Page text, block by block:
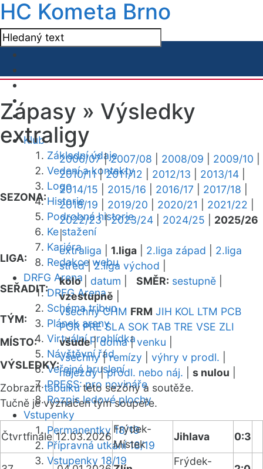
HC Kometa Brno
Klub
Základní údaje
Vedení a kontakty
Logo
Historie
Podrobná historie
Ke stažení
Kariéra
Redakce webu
DRFG Arena
DRFG Arena
Schéma tribun
Plánek areny
Virtuální prohlídka
Návštěvní řád
Veřejné bruslení
PRESS: pro novináře
Rozpis ledové plochy
Vstupenky
Permanentky 18/19
Přípravná utkání 18/19
Vstupenky 18/19
Zápasy » Výsledky
extraligy
SEZONA:
2006/07|2007/08 2008/09 2009/10
2010/11|2011/12 2012/13 2013/14
2014/15
2015/16 2016/17 2017/18
2018/19
2019/20 2020/21 2021/22
2022/23|2023/24 2024/25
2025/26
|
LIGA:
extraliga 1.liga 2.liga západ
2.liga
střed|2.liga východ
SEŘADIT:
kolo| datum SMĚR: sestupně
vzestupně
TÝM:
všechny CHM FRM JIH KOL LTM PCB
POR PRE SLA SOK TAB TRE VSE ZLI
MÍSTO:
všude|doma|venku
VÝSLEDKY:
všechny|remízy výhry v prodl.
nájezdy|prodl. nebo náj. s nulou
Zobrazittabulkutéto sezóny a soutěže.
Tučně je vyznačen tým soupeře.
Čtvrtfinále 12.03.2026
Frýdek-
Místek
Jihlava 0:3
Frýdek-